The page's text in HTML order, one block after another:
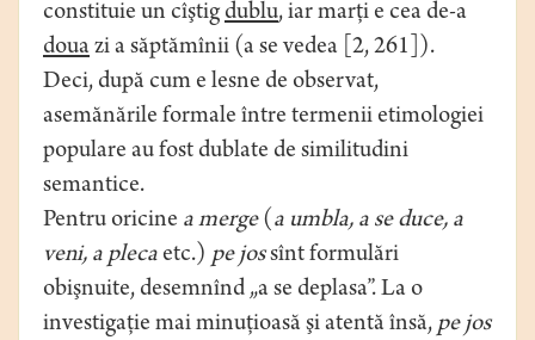
constituie un cîştigdublu, iar marţi e cea de-a
douazi a săptămînii (a se vedea [2, 261]).
Deci, după cum e lesne de observat,
asemănările formale între termenii etimologiei
populare au fost dublate de similitudini
semantice.
Pentru oricine a merge(a umbla, a se duce, a
veni, a pleca etc.) pe jossînt formulări
obişnuite, desemnînd „a se deplasa”. La o
investigaţie mai minuţioasă şi atentă însă, pe jos